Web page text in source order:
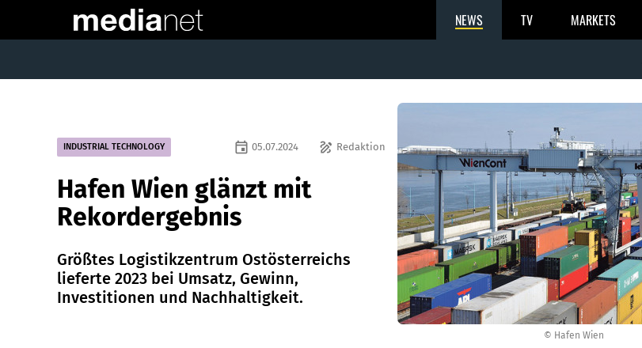
NEWS TV MARKETS
© Hafen Wien
INDUSTRIAL TECHNOLOGY draw Redaktion
event 05.07.2024
Hafen Wien glänzt mit
Rekordergebnis
Größtes Logistikzentrum Ostösterreichs
lieferte 2023 bei Umsatz, Gewinn,
Investitionen und Nachhaltigkeit.